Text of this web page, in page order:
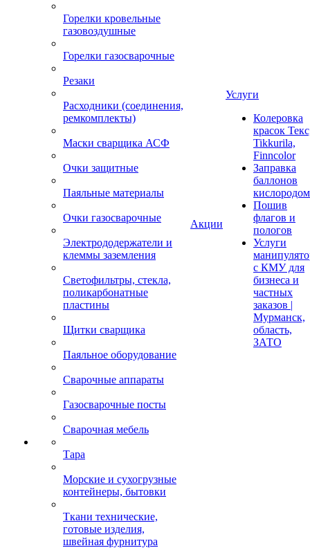
Горелки кровельные
газовоздушные
Горелки газосварочные
Резаки
Расходники (соединения,
ремкомплекты)
Маски сварщика АСФ
Очки защитные
Паяльные материалы
Очки газосварочные
Электрододержатели и
клеммы заземления
Светофильтры, стекла,
поликарбонатные
пластины
Щитки сварщика
Паяльное оборудование
Сварочные аппараты
Газосварочные посты
Сварочная мебель
Тара
Морские и сухогрузные
контейнеры, бытовки
Ткани технические,
готовые изделия,
швейная фурнитура
Акции
Услуги
Колеровка
красок
Tikkurila,
Finncolor
Заправка
баллонов
кислородом
Пошив
флагов и
пологов
Услуги
с КМУ для
бизнеса и
частных
заказов |
Мурманск,
область,
ЗАТО